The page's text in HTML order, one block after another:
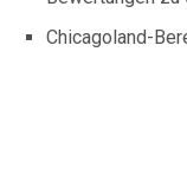
Chicagoland-